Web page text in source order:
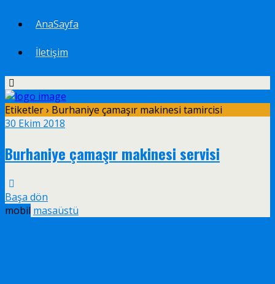
AnaSayfa
İletişim
Etiketler › Burhaniye çamaşır makinesi tamircisi
30 Ekim 2018
Burhaniye çamaşır makinesi servisi
Başa dön
mobil masaüstü